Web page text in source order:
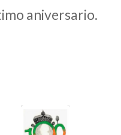
aniversario.